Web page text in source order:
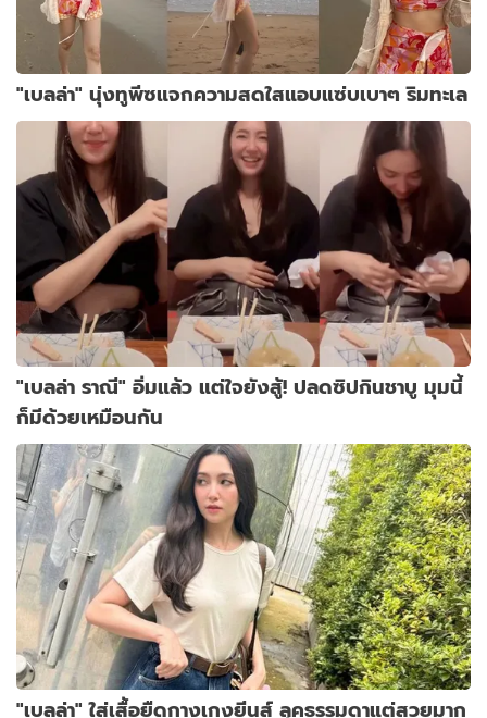
"เบลล่า" นุ่งทูพีซแจกความสดใสแอบแซ่บเบาๆ ริมทะเล
"เบลล่า ราณี" อิ่มแล้ว แต่ใจยังสู้! ปลดซิปกินชาบู มุมนี้
ก็มีด้วยเหมือนกัน
"เบลล่า" ใส่เสื้อยืดกางเกงยีนส์ ลุคธรรมดาแต่สวยมาก